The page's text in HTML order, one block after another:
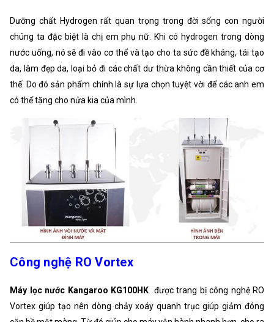
Dưỡng chất Hydrogen rất quan trọng trong đời sống con người
chúng ta đặc biệt là chị em phụ nữ. Khi có hydrogen trong dòng
nước uống, nó sẽ đi vào cơ thể và tạo cho ta sức đề kháng, tái tạo
da, làm đẹp da, loại bỏ đi các chất dư thừa không cần thiết của cơ
thế. Do đó sản phẩm chính là sự lựa chọn tuyệt vời để các anh em
có thể tặng cho nửa kia của mình.
Công nghệ RO Vortex
Máy lọc nước Kangaroo KG100HK được trang bị công nghệ RO
Vortex giúp tạo nên dòng chảy xoáy quanh trục giúp giảm đóng